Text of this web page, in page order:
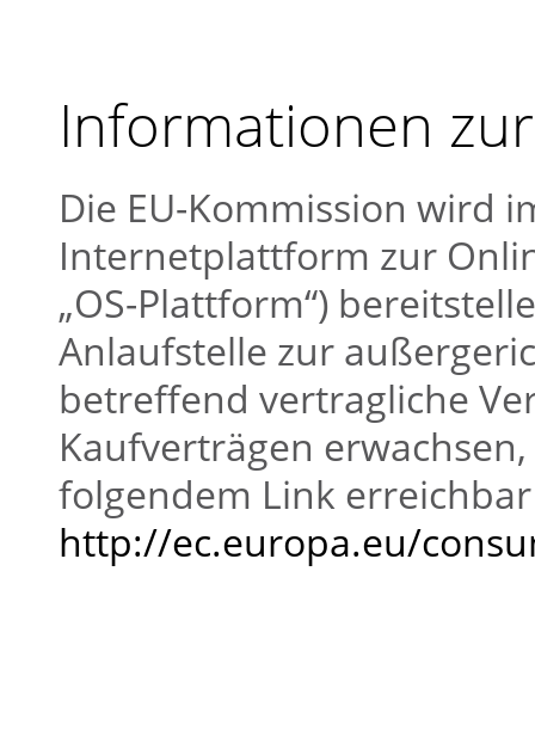
Informationen
Die EU-Kommission wird
Internetplattform zur
„OS-Plattform“)
Anlaufstelle zur
betreffend vertragliche
Kaufverträgen
folgendem Link
http://ec.europa.eu/